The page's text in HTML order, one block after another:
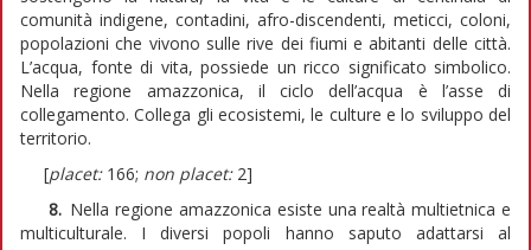
comunità indigene, contadini, afro-discendenti, meticci, coloni,
popolazioni che vivono sulle rive dei fiumi e abitanti delle città.
L’acqua, fonte di vita, possiede un ricco significato simbolico.
Nella regione amazzonica, il ciclo dell’acqua è l’asse di
collegamento. Collega gli ecosistemi, le culture e lo sviluppo del
territorio.
[placet: 166; non placet: 2]
8. Nella regione amazzonica esiste una realtà multietnica e
multiculturale. I diversi popoli hanno saputo adattarsi al